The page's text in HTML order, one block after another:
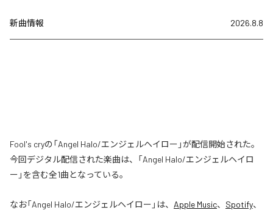
新曲情報 2026.8.8
Fool's cryの「Angel Halo/エンジェルヘイロー」が配信開始された。
今回デジタル配信された楽曲は、「Angel Halo/エンジェルヘイロ
ー」を含む全1曲となっている。
なお「Angel Halo/エンジェルヘイロー 」は、 Apple Music、 Spotify、